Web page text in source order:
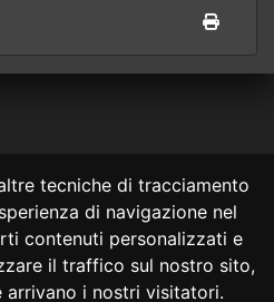
tecniche di tracciamento
di navigazione nel
contenuti personalizzati e
il traffico sul nostro sito,
arrivano i nostri visitatori.
DAL 1995 -NOTE LEGALI
e non è responsabile per i contenuti e
legali di siti collegati.